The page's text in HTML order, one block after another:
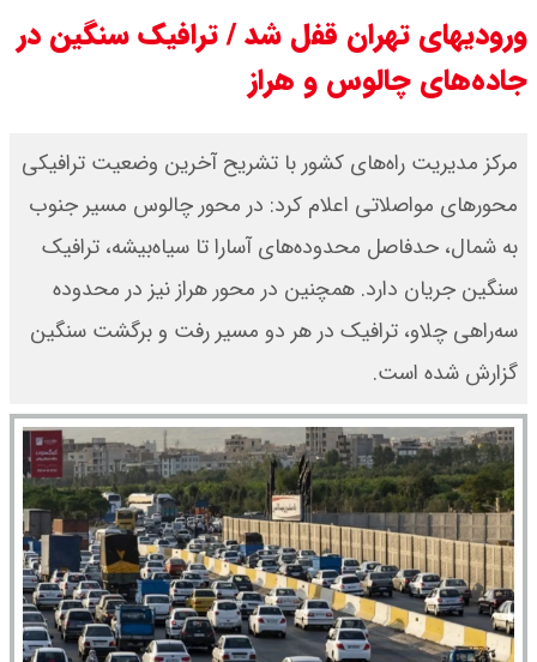
ورودیهای تهران قفل شد / ترافیک سنگین در
جاده‌های چالوس و هراز
مرکز مدیریت راه‌های کشور با تشریح آخرین وضعیت ترافیکی
محورهای مواصلاتی اعلام کرد: در محور چالوس مسیر جنوب
به شمال، حدفاصل محدوده‌های آسارا تا سیاه‌بیشه، ترافیک
سنگین جریان دارد. همچنین در محور هراز نیز در محدوده
سه‌راهی چلاو، ترافیک در هر دو مسیر رفت و برگشت سنگین
گزارش شده است.